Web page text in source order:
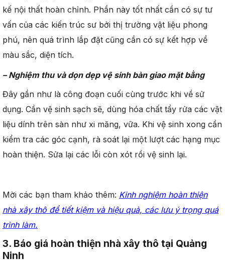
kế nội thất hoàn chỉnh. Phần này tốt nhất cần có sự tư
vấn của các kiến trúc sư bởi thị trường vật liệu phong
phú, nên quá trình lắp đặt cũng cần có sự kết hợp về
màu sắc, diện tích.
– Nghiệm thu và dọn dẹp vệ sinh bàn giao mặt bằng
Đây gần như là công đoạn cuối cùng trước khi về sử
dụng. Cần vệ sinh sạch sẽ, dùng hóa chất tẩy rửa các vật
liệu dính trên sàn như xi măng, vữa. Khi vệ sinh xong cần
kiểm tra các góc cạnh, rà soát lại một lượt các hạng mục
hoàn thiện. Sửa lại các lỗi còn xót rồi vệ sinh lại.
Mời các bạn tham khảo thêm: Kinh nghiệm hoàn thiện
nhà xây thô để tiết kiệm và hiệu quả, các lưu ý trọng quá
trình làm.
3. Báo giá hoàn thiện nhà xây thô tại Quảng
Ninh